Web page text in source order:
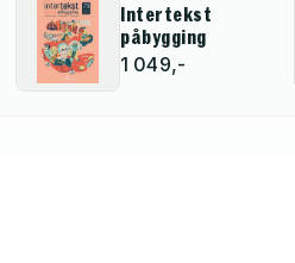
Intertekst
påbygging
1 049,-